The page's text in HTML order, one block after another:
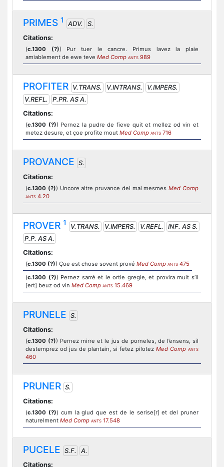
PRIMES 1 ADV.
S.
Citations:
(c.1300 (?)) Pur tuer le cancre. Primus lavez la plaie
amiablement de ewe teve Med Comp ANTS 989
PROFITER V.TRANS. V.INTRANS.
V.IMPERS.
V.REFL.
P.PR. AS A.
Citations:
(c.1300 (?)) Pernez la pudre de fieve quit et mellez od vin et
metez desure, et çoe profite mout Med Comp ANTS 716
PROVANCE S.
Citations:
(c.1300 (?)) Uncore altre pruvance del mal mesmesMed Comp
ANTS 4.20
PROVER 1 V.TRANS. V.IMPERS. V.REFL.
INF. AS S.
P.P. AS A.
Citations:
(c.1300 (?)) Çoe est chose sovent prové Med Comp ANTS 475
(c.1300 (?)) Pernez sarré et le ortie gregie, et provira mult s’il
[ert] beuz od vin Med Comp ANTS 15.469
PRUNELE S.
Citations:
(c.1300 (?)) Pernez mirre et le jus de porneles, de l’ensens, sil
destemprez od jus de plantain, si fetez pilotez Med Comp ANTS
460
PRUNER S.
Citations:
(c.1300 (?)) cum la glud que est de le serise[r] et del pruner
naturelment Med Comp ANTS 17.548
PUCELE S.F.
A.
Citations: